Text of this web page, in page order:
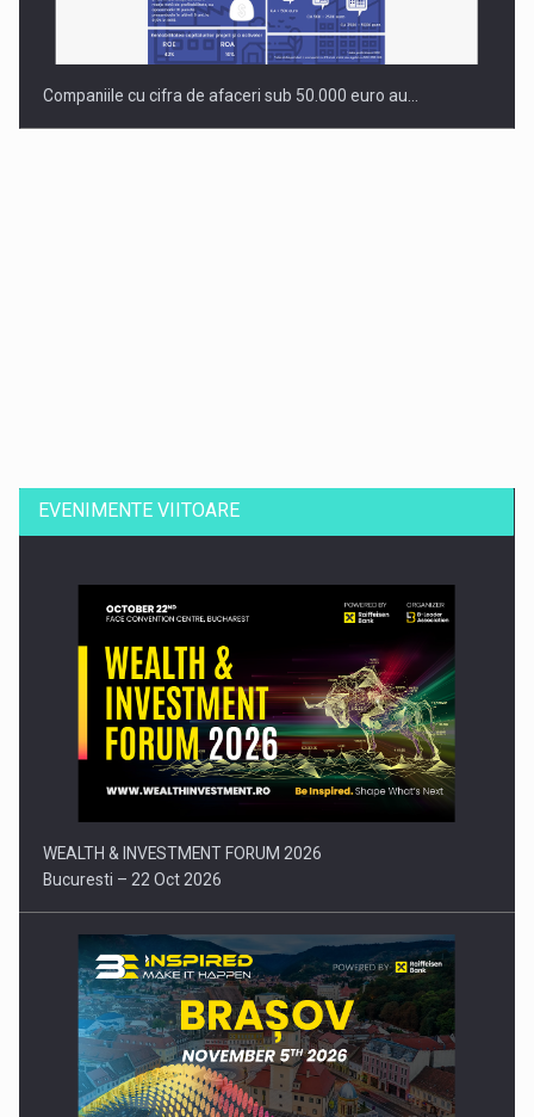
Companiile cu cifra de afaceri sub 50.000 euro au…
Comunicat de presa: Joburile part-time reincep sa intre pe…
EVENIMENTE VIITOARE
WEALTH & INVESTMENT FORUM 2026
Bucuresti – 22 Oct 2026